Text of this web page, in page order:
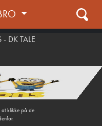
DK TALE
klikke på de